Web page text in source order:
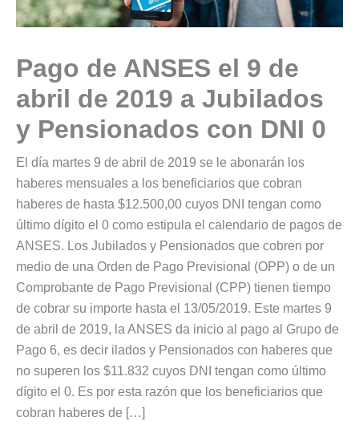
Pago de ANSES el 9 de
abril de 2019 a Jubilados
y Pensionados con DNI 0
El día martes 9 de abril de 2019 se le abonarán los
haberes mensuales a los beneficiarios que cobran
haberes de hasta $12.500,00 cuyos DNI tengan como
último dígito el 0 como estipula el calendario de pagos de
ANSES. Los Jubilados y Pensionados que cobren por
medio de una Orden de Pago Previsional (OPP) o de un
Comprobante de Pago Previsional (CPP) tienen tiempo
de cobrar su importe hasta el 13/05/2019. Este martes 9
de abril de 2019, la ANSES da inicio al pago al Grupo de
Pago 6, es decir ilados y Pensionados con haberes que
no superen los $11.832 cuyos DNI tengan como último
dígito el 0. Es por esta razón que los beneficiarios que
cobran haberes de […]